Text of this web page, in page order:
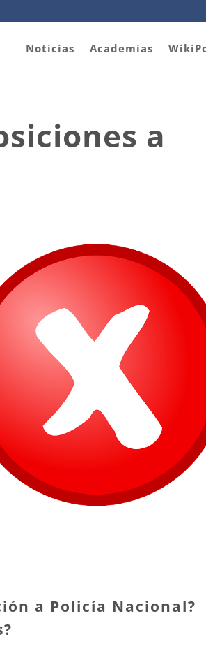
Noticias Academias
a
a Policía Nacional?